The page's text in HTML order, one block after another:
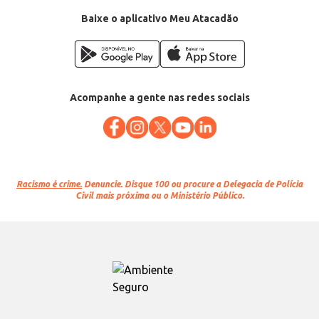
Baixe o aplicativo Meu Atacadão
Acompanhe a gente nas redes sociais
Racismo é crime. Denuncie. Disque 100 ou procure a Delegacia de Polícia
Civil mais próxima ou o Ministério Público.